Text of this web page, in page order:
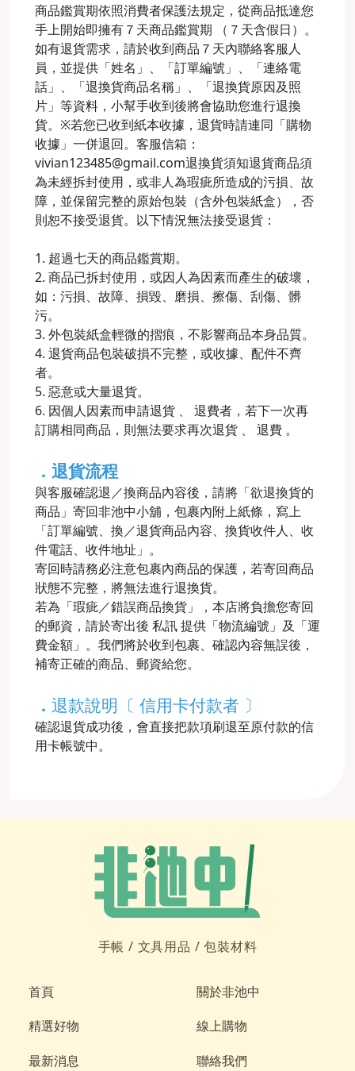
商品鑑賞期依照消費者保護法規定，從商品抵達您
手上開始即擁有７天商品鑑賞期 （７天含假日）。
如有退貨需求，請於收到商品７天內聯絡客服人
員，並提供「姓名」、「訂單編號」、「連絡電
話」、「退換貨商品名稱」、「退換貨原因及照
片」等資料，小幫手收到後將會協助您進行退換
貨。※若您已收到紙本收據，退貨時請連同「購物
收據」一併退回。客服信箱：
vivian123485@gmail.com退換貨須知退貨商品須
為未經拆封使用，或非人為瑕疵所造成的污損、故
障，並保留完整的原始包裝（含外包裝紙盒），否
則恕不接受退貨。以下情況無法接受退貨：
1. 超過七天的商品鑑賞期。
2. 商品已拆封使用，或因人為因素而產生的破壞，
如：污損、故障、損毀、磨損、擦傷、刮傷、髒
污。
3. 外包裝紙盒輕微的摺痕，不影響商品本身品質。
4. 退貨商品包裝破損不完整，或收據、配件不齊
者。
5. 惡意或大量退貨。
6. 因個人因素而申請退貨 、 退費者，若下一次再
訂購相同商品，則無法要求再次退貨 、 退費 。
．退貨流程
與客服確認退／換商品內容後，請將「欲退換貨的
商品」寄回非池中小舖，包裹內附上紙條，寫上
「訂單編號、換／退貨商品內容、換貨收件人、收
件電話、收件地址」。
寄回時請務必注意包裹內商品的保護，若寄回商品
狀態不完整，將無法進行退換貨。
若為「瑕疵／錯誤商品換貨」，本店將負擔您寄回
的郵資，請於寄出後 私訊 提供「物流編號」及「運
費金額」。我們將於收到包裹、確認內容無誤後，
補寄正確的商品、郵資給您。
． 退款說明〔 信用卡付款者 〕
確認退貨成功後，會直接把款項刷退至原付款的信
用卡帳號中。
手帳 / 文具用品 /包裝材料
首頁
關於非池中
精選好物
線上購物
最新消息
聯絡我們